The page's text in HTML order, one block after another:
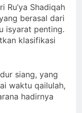
Ru’ya Shadiqah
berasal dari
isyarat penting.
klasifikasi
siang, yang
waktu qailulah,
hadirnya